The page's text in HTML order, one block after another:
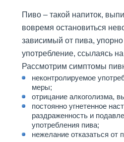
Лечение
Вывод из запоя
анонимно
Лечение
Программа
шагов"
Лечение
Пиво – такой напиток,
вовремя остановиться
зависимый от пива,
употребление, ссылаясь
Рассмотрим симптомы
неконтролируемое
меры;
отрицание алкоголизма,
постоянно угнетенное
раздраженность и
употребления пива;
нежелание отказаться от